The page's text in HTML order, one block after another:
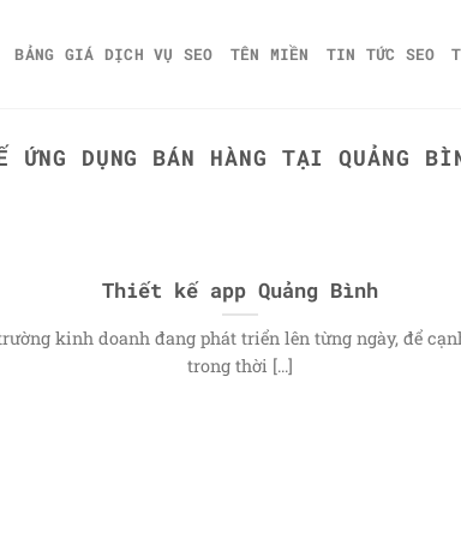
BẢNG GIÁ DỊCH VỤ SEO TÊN MIỀN TIN TỨC SEO
DỤNG BÁN HÀNG TẠI QUẢNG
Thiết kế app Quảng Bình
kinh doanh đang phát triển lên từng ngày, để
trong thời [...]